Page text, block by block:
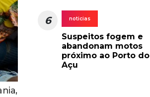
6 noticias
Suspeitos fogem e
abandonam motos
próximo ao Porto do
Açu